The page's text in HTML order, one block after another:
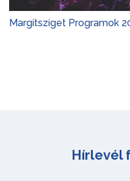
Margitsziget Programok
Hírlevél